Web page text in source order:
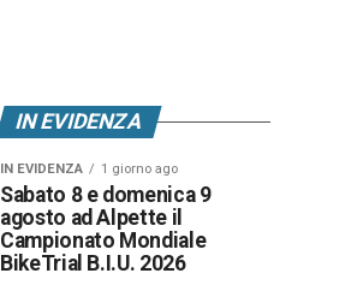
IN EVIDENZA
IN EVIDENZA 1 giorno ago
Sabato 8 e domenica 9
agosto ad Alpette il
Campionato Mondiale
BikeTrial B.I.U. 2026